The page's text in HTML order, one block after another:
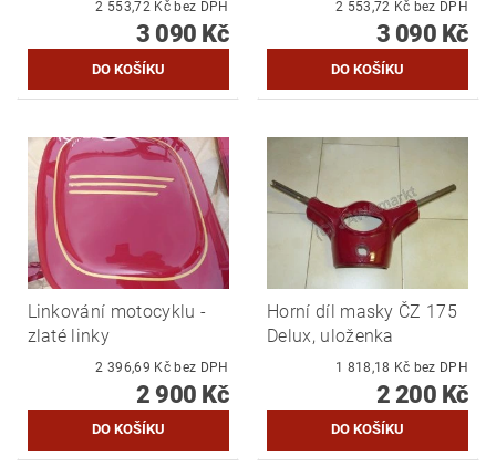
2 553,72 Kč bez DPH
3 090 Kč
2 553,72 Kč bez DPH
3 090 Kč
Linkování motocyklu -
zlaté linky
2 396,69 Kč bez DPH
2 900 Kč
Horní díl masky ČZ 175
Delux, uloženka
1 818,18 Kč bez DPH
2 200 Kč